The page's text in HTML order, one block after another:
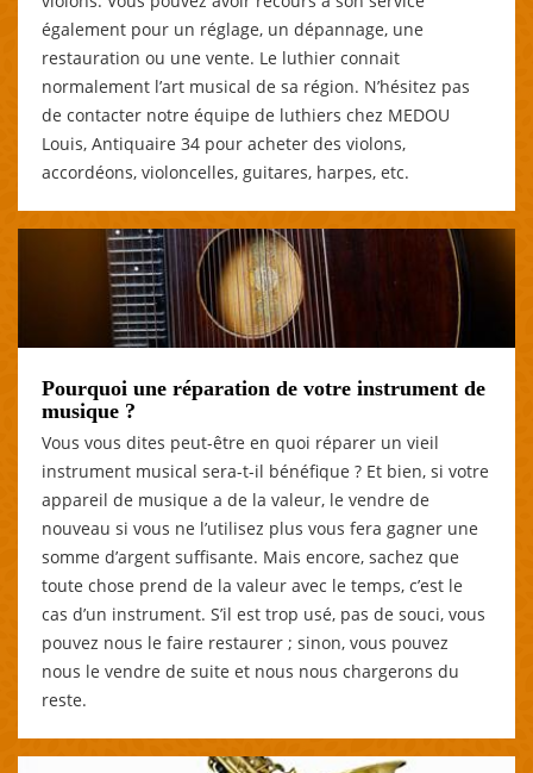
également pour un réglage, un dépannage, une
restauration ou une vente. Le luthier connait
normalement l’art musical de sa région. N’hésitez pas
de contacter notre équipe de luthiers chez MEDOU
Louis, Antiquaire 34 pour acheter des violons,
accordéons, violoncelles, guitares, harpes, etc.
Pourquoi une réparation de votre instrument de
musique ?
Vous vous dites peut-être en quoi réparer un vieil
instrument musical sera-t-il bénéfique ? Et bien, si votre
appareil de musique a de la valeur, le vendre de
nouveau si vous ne l’utilisez plus vous fera gagner une
somme d’argent suffisante. Mais encore, sachez que
toute chose prend de la valeur avec le temps, c’est le
cas d’un instrument. S’il est trop usé, pas de souci, vous
pouvez nous le faire restaurer ; sinon, vous pouvez
nous le vendre de suite et nous nous chargerons du
reste.